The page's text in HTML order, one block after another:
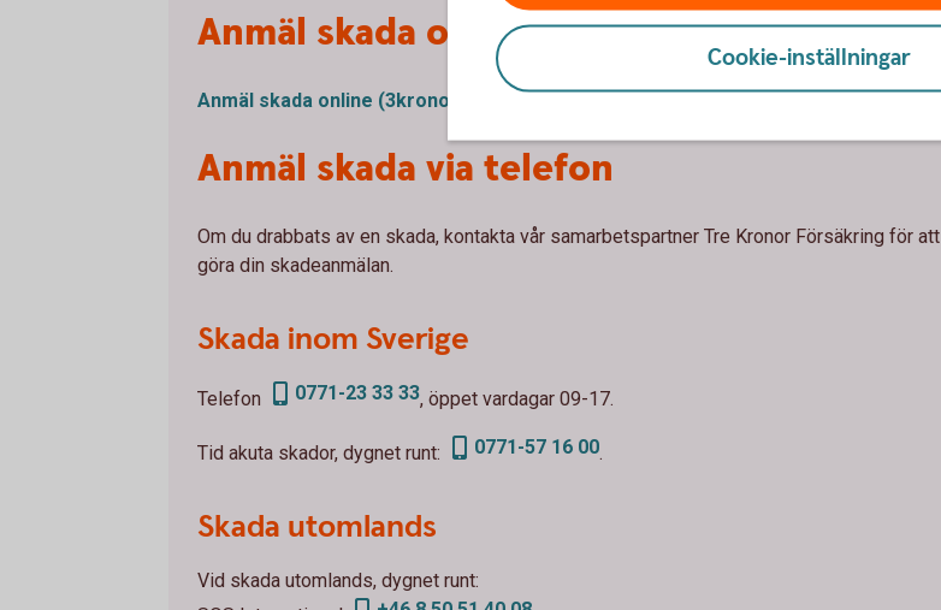
Anmäl skada online
Anmäl skada online (3kronor.se)
Anmäl skada via telefon
Om du drabbats av en skada, kontakta vår samarbetspartner Tre Kronor Försäkring för att
göra din skadeanmälan.
Skada inom Sverige
Telefon 0771-23 33 33, öppet vardagar 09-17.
Tid akuta skador, dygnet runt: 0771-57 16 00.
Skada utomlands
Vid skada utomlands, dygnet runt:
Cookie-inställningar